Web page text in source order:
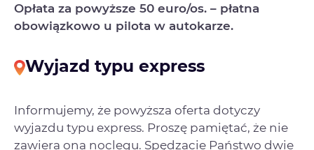
Opłata za powyższe 50 euro/os. – płatna
obowiązkowo u pilota w autokarze.
Wyjazd typu express
Informujemy, że powyższa oferta dotyczy
wyjazdu typu express. Proszę pamiętać, że nie
zawiera ona noclegu. Spędzacie Państwo dwie